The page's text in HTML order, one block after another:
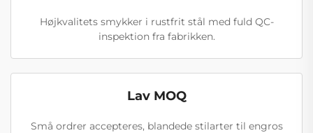
Højkvalitets smykker i rustfrit stål med fuld QC-
inspektion fra fabrikken.
Lav MOQ
Små ordrer accepteres, blandede stilarter til engros